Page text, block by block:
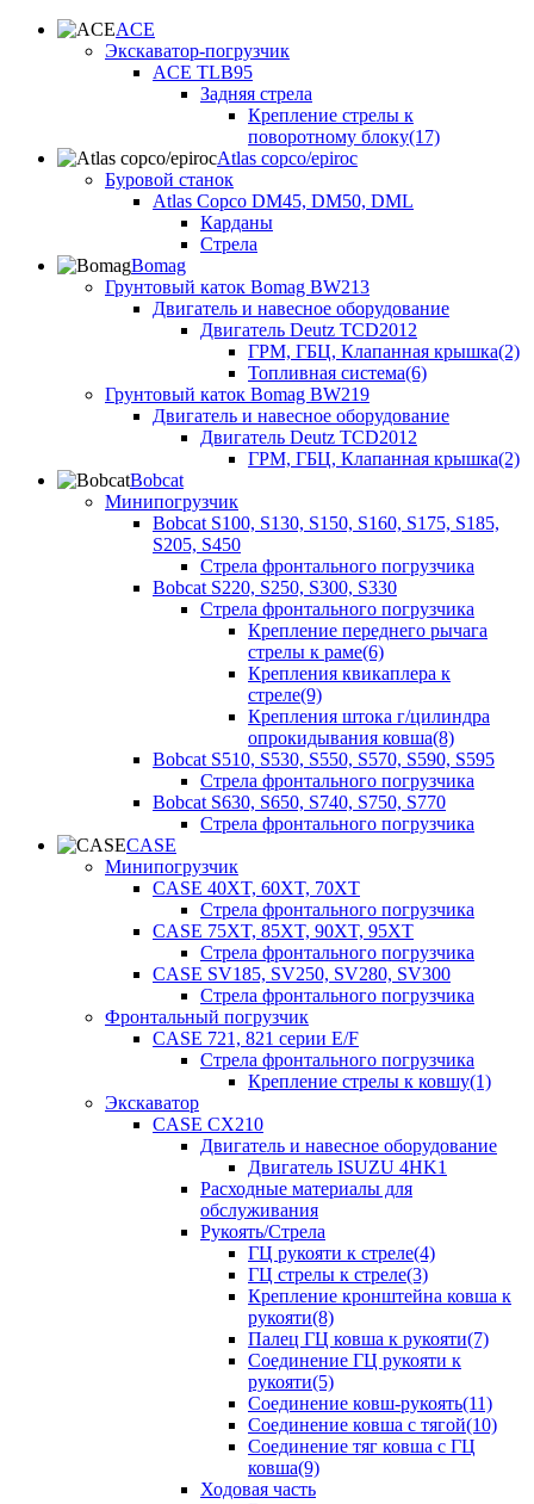
ACE
Экскаватор-погрузчик
ACE TLB95
Задняя стрела
Крепление стрелы к
поворотному блоку(17)
Atlas copco/epiroc
Буровой станок
Atlas Copco DM45, DM50, DML
Карданы
Стрела
Bomag
Грунтовый каток Bomag BW213
Двигатель и навесное оборудование
Двигатель Deutz TCD2012
ГРМ, ГБЦ, Клапанная крышка(2)
Топливная система(6)
Грунтовый каток Bomag BW219
Двигатель и навесное оборудование
Двигатель Deutz TCD2012
ГРМ, ГБЦ, Клапанная крышка(2)
Bobcat
Минипогрузчик
Bobcat S100, S130, S150, S160, S175, S185,
S205, S450
Стрела фронтального погрузчика
Bobcat S220, S250, S300, S330
Стрела фронтального погрузчика
Крепление переднего рычага
стрелы к раме(6)
Крепления квикаплера к
стреле(9)
Крепления штока г/цилиндра
опрокидывания ковша(8)
Bobcat S510, S530, S550, S570, S590, S595
Стрела фронтального погрузчика
Bobcat S630, S650, S740, S750, S770
Стрела фронтального погрузчика
CASE
Минипогрузчик
CASE 40XT, 60XT, 70XT
Стрела фронтального погрузчика
CASE 75XT, 85XT, 90XT, 95XT
Стрела фронтального погрузчика
CASE SV185, SV250, SV280, SV300
Стрела фронтального погрузчика
Фронтальный погрузчик
CASE 721, 821 серии E/F
Стрела фронтального погрузчика
Крепление стрелы к ковшу(1)
Экскаватор
CASE CX210
Двигатель и навесное оборудование
Двигатель ISUZU 4HK1
Расходные материалы для
обслуживания
Рукоять/Стрела
ГЦ рукояти к стреле(4)
ГЦ стрелы к стреле(3)
Крепление кронштейна ковша к
рукояти(8)
Палец ГЦ ковша к рукояти(7)
Соединение ГЦ рукояти к
рукояти(5)
Соединение ковш-рукоять(11)
Соединение ковша с тягой(10)
Соединение тяг ковша с ГЦ
ковша(9)
Ходовая часть